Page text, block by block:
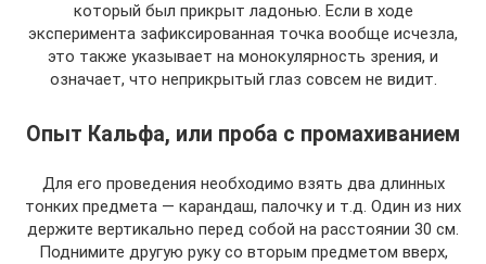
который был прикрыт ладонью. Если в ходе
эксперимента зафиксированная точка вообще исчезла,
это также указывает на монокулярность зрения, и
означает, что неприкрытый глаз совсем не видит.
Опыт Кальфа, или проба с промахиванием
Для его проведения необходимо взять два длинных
тонких предмета — карандаш, палочку и т.д. Один из них
держите вертикально перед собой на расстоянии 30 см.
Поднимите другую руку со вторым предметом вверх,